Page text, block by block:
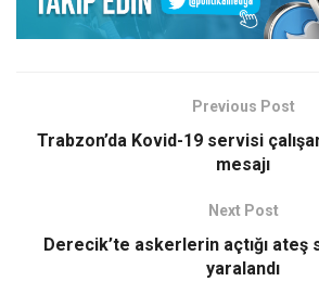
Previous Post
Trabzon’da Kovid-19 servisi
mesajı
Next Post
Derecik’te askerlerin açtığı ateş
yaralandı